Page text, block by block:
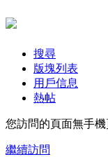
搜尋
版塊列表
用戶信息
熱帖
您訪問的頁面無手
繼續訪問